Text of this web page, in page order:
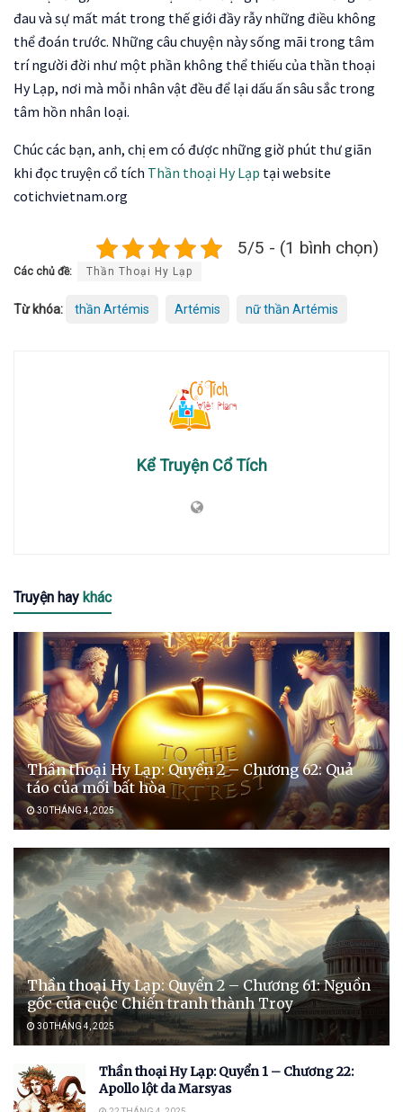
đau và sự mất mát trong thế giới đầy rẫy những điều không
thể đoán trước. Những câu chuyện này sống mãi trong tâm
trí người đời như một phần không thể thiếu của thần thoại
Hy Lạp, nơi mà mỗi nhân vật đều để lại dấu ấn sâu sắc trong
tâm hồn nhân loại.
Chúc các bạn, anh, chị em có được những giờ phút thư giãn
khi đọc truyện cổ tích Thần thoại Hy Lạp tại website
cotichvietnam.org
5/5 - (1 bình chọn)
Các chủ đề: Thần Thoại Hy Lạp
Từ khóa: thần Artémis Artémis nữ thần Artémis
Kể Truyện Cổ Tích
Truyện hay khác
Thần thoại Hy Lạp: Quyển 2 – Chương 62: Quả
táo của mối bất hòa
30 THÁNG 4, 2025
Thần thoại Hy Lạp: Quyển 2 – Chương 61: Nguồn
gốc của cuộc Chiến tranh thành Troy
30 THÁNG 4, 2025
Thần thoại Hy Lạp: Quyển 1 – Chương 22:
Apollo lột da Marsyas